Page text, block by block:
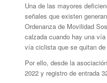
Una de las mayores
señales que existen
Ordenanza de Movilidad
calzada cuando hay una
vía ciclista que se quitan
Por ello, desde la
2022 y registro de entrada